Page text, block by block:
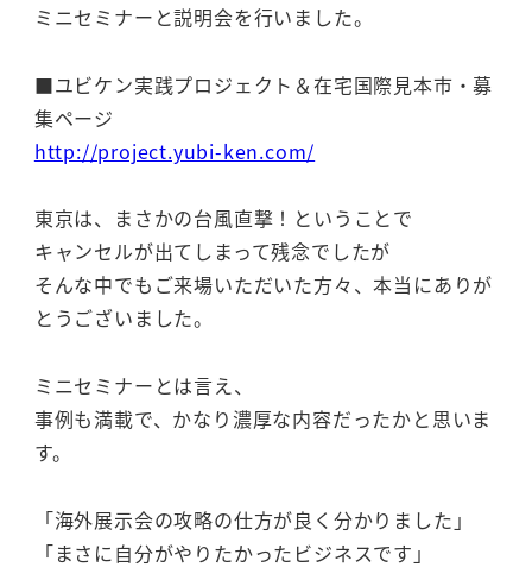
ミニセミナーと説明会を行いました。
■ユビケン実践プロジェクト＆在宅国際見本市・募
集ページ
http://project.yubi-ken.com/
東京は、まさかの台風直撃！ということで
キャンセルが出てしまって残念でしたが
そんな中でもご来場いただいた方々、本当にありが
とうございました。
ミニセミナーとは言え、
事例も満載で、かなり濃厚な内容だったかと思いま
す。
「海外展示会の攻略の仕方が良く分かりました」
「まさに自分がやりたかったビジネスです」